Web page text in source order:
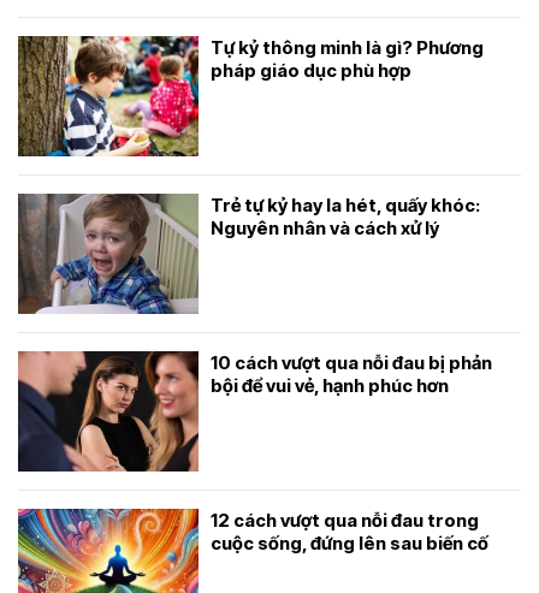
Tự kỷ thông minh là gì? Phương
pháp giáo dục phù hợp
Trẻ tự kỷ hay la hét, quấy khóc:
Nguyên nhân và cách xử lý
10 cách vượt qua nỗi đau bị phản
bội để vui vẻ, hạnh phúc hơn
12 cách vượt qua nỗi đau trong
cuộc sống, đứng lên sau biến cố